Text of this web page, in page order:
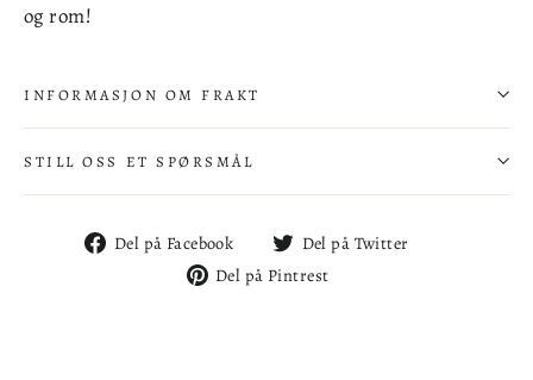
og rom!
INFORMASJON OM FRAKT
STILL OSS ET SPØRSMÅL
Del på Facebook
Del
på
Del på Twitter
Del på Pintrest